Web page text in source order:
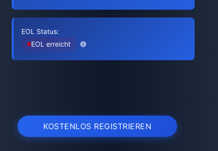
EOL Status:
EOL erreicht
KOSTENLOS REGISTRIEREN